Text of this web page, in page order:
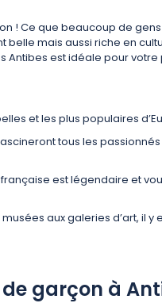
! Ce que beaucoup de
belle mais aussi riche en
Antibes est idéale pour
et les plus populaires
tous les passionnés
est légendaire et
aux galeries d’art, il y
garçon à